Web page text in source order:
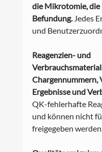
die Mikrotomie, die
Befundung. Jedes
und
Reagenzien- und
Chargennummern,
Ergebnisse und
QK-fehlerhafte
und können nicht
freigegeben